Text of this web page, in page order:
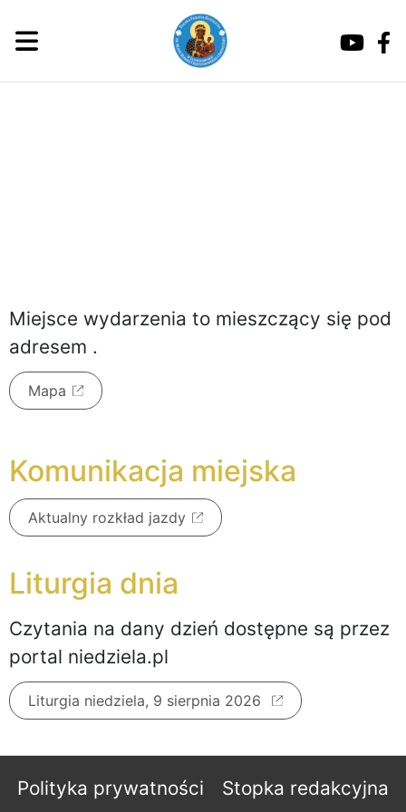
Miejsce wydarzenia to mieszczący się pod
adresem .
Mapa
Komunikacja miejska
Aktualny rozkład jazdy
Liturgia dnia
Czytania na dany dzień dostępne są przez
portal niedziela.pl
Liturgia niedziela, 9 sierpnia 2026
Polityka prywatności Stopka redakcyjna